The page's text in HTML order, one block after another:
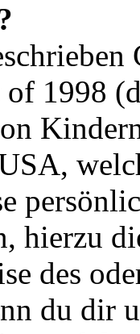
1998
hierzu
des
du dir